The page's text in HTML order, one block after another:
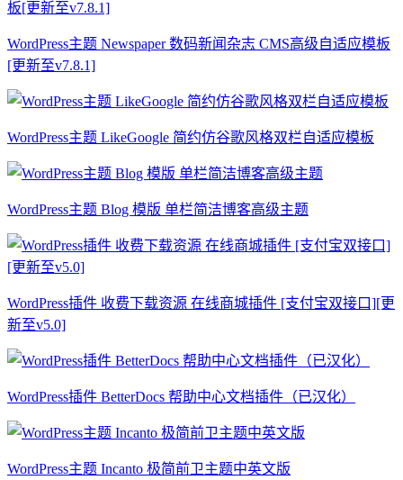
WordPress主题 Newspaper 数码新闻杂志 CMS高级自适应模板
[更新至v7.8.1]
WordPress主题 LikeGoogle 简约仿谷歌风格双栏自适应模板
WordPress主题 Blog 模版 单栏简洁博客高级主题
WordPress插件 收费下载资源 在线商城插件 [支付宝双接口][更
新至v5.0]
WordPress插件 BetterDocs 帮助中心文档插件（已汉化）
WordPress主题 Incanto 极简前卫主题中英文版